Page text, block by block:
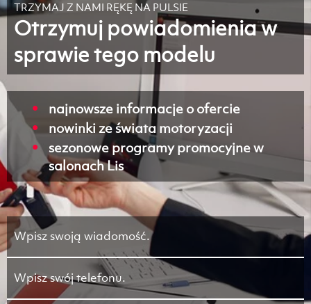
TRZYMAJ Z NAMI RĘKĘ NA PULSIE
Otrzymuj powiadomienia w
sprawie tego modelu
najnowsze informacje o ofercie
nowinki ze świata motoryzacji
sezonowe programy promocyjne w
salonach Lis